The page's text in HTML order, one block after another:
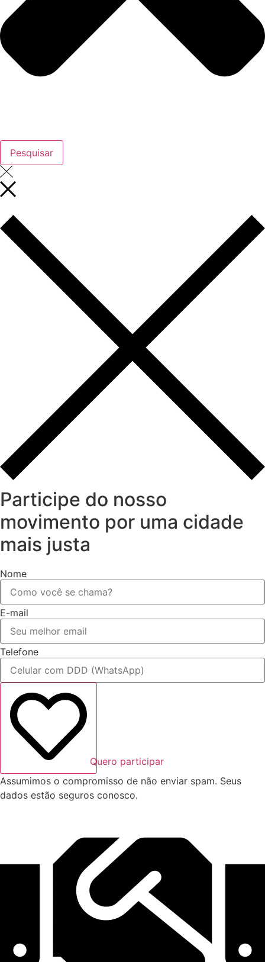
Pesquisar
Participe do nosso
movimento por uma cidade
mais justa
Nome
E-mail
Telefone
Quero participar
Assumimos o compromisso de não enviar spam. Seus
dados estão seguros conosco.